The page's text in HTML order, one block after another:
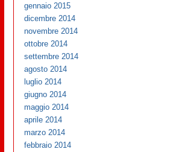
gennaio 2015
dicembre 2014
novembre 2014
ottobre 2014
settembre 2014
agosto 2014
luglio 2014
giugno 2014
maggio 2014
aprile 2014
marzo 2014
febbraio 2014